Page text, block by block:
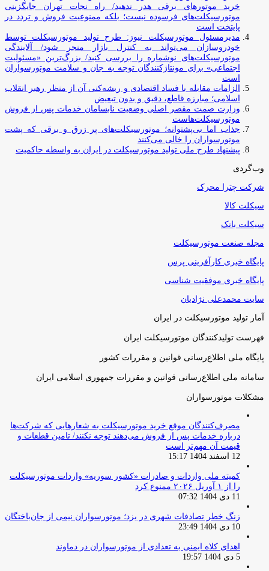
خرید موتورهای برقی هدر ندهید/ راه نجات تهران جایگزینی
موتورسیکلت‌های فرسوده نیست؛ بلکه ممنوعیت فروش و تردد در
پایتخت است
مدیرمسئول موتورسیکلت نیوز: طرح تولید موتورسیکلت توسط
خودروسازان می‌تواند به کنترل بازار منجر شود/ آلایندگی
موتورسیکلت‌های نوشماره را بررسی کنید/ بزرگ‌ترین «مسئولیت
اجتماعی» برای مونتاژکنندگان توجه به جان و سلامت موتورسواران
است
الزامات مقابله با فساد اقتصادی و ریشه‌کنی آن از منظر رهبر انقلاب
اسلامی؛ مبارزه قاطع، دقیق و بدون تبعیض
وزارت صمت مقصر اصلی وضعیت نابسامان خدمات پس از فروش
موتورسیکلت‌هاست
جذاب اما بی‌پشتوانه؛ موتورسیکلت‌های پر زرق‌ و برقی که پشت
موتورسواران را خالی می‌کنند
پیشنهاد طرح ملی تولید موتورسیکلت در ایران به واسطه حاکمیت
وب‌گردی
شرکت چترا محرک
سیکلت کالا
سیکلت بانک
مجله صنعت موتورسیکلت
پایگاه خبری کارآفرینی پرس
پایگاه خبری موفقیت شناسی
سایت محمدعلی نژادیان
آمار تولید موتورسیکلت در ایران
فهرست تولیدکنندگان موتورسیکلت ایران
پایگاه ملی اطلاع‌رسانی قوانین و مقررات کشور
سامانه ملی اطلاع‌رسانی قوانین و مقررات جمهوری اسلامی ایران
مشکلات موتورسواران
مصرف‌کنندگان موقع خرید موتورسیکلت به شعارهایی که شرکت‌ها
درباره خدمات پس از فروش می‌دهند توجه نکنند/ تامین قطعات و
قیمت آن مهم‌تر است
12 اسفند 1404 15:17
کمیته ملی واردات و صادرات «کشور سوریه» واردات موتورسیکلت
را از ۱ آوریل ۲۰۲۶ ممنوع کرد
11 دی 1404 07:32
زنگ خطر تصادفات شهری در یزد؛ موتورسواران نیمی از جان‌باختگان
10 دی 1404 23:49
اهدای کلاه ایمنی به تعدادی از موتورسواران در دماوند
5 دی 1404 19:57